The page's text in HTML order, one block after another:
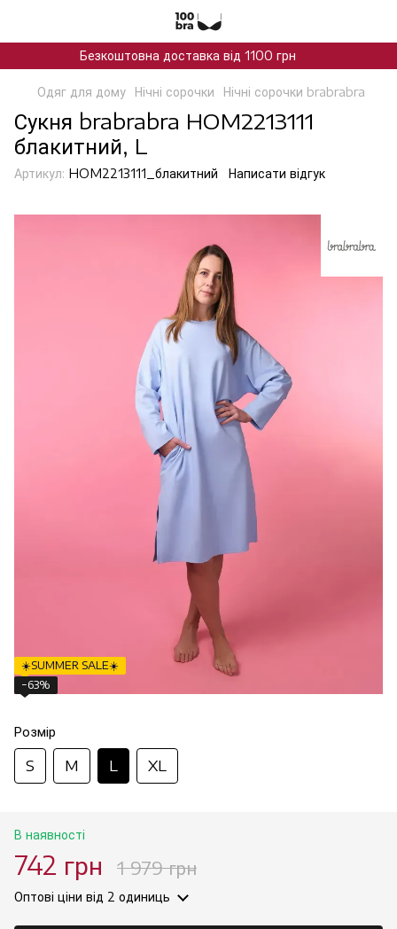
Безкоштовна доставка від 1100 грн
Одяг для дому Нічні сорочки Нічні сорочки brabrabra
Сукня brabrabra HOM2213111
блакитний, L
Артикул: HOM2213111_блакитний Написати відгук
☀️SUMMER SALE☀️
−63%
Розмір
S M L XL
В наявності
742 грн 1 979 грн
Оптові ціни від 2 одиниць